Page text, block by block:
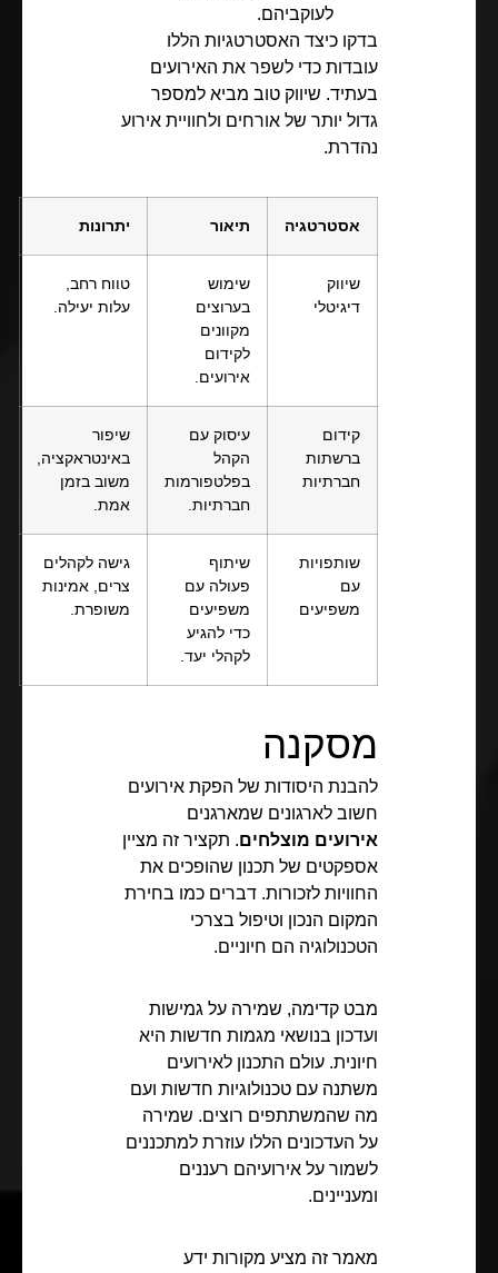
לעוקביהם.
בדקו כיצד האסטרטגיות הללו
עובדות כדי לשפר את האירועים
בעתיד. שיווק טוב מביא למספר
גדול יותר של אורחים ולחוויית אירוע
נהדרת.
אסטרטגיה תיאור יתרונות
שיווק
דיגיטלי
שימוש
בערוצים
מקוונים
לקידום
אירועים.
טווח רחב,
עלות יעילה.
קידום
ברשתות
חברתיות
עיסוק עם
הקהל
בפלטפורמות
חברתיות.
שיפור
באינטראקציה,
משוב בזמן
אמת.
שותפויות
עם
משפיעים
שיתוף
פעולה עם
משפיעים
כדי להגיע
לקהלי יעד.
גישה לקהלים
צרים, אמינות
משופרת.
מסקנה
להבנת היסודות של הפקת אירועים
חשוב לארגונים שמארגנים
אירועים מוצלחים. תקציר זה מציין
אספקטים של תכנון שהופכים את
החוויות לזכורות. דברים כמו בחירת
המקום הנכון וטיפול בצרכי
הטכנולוגיה הם חיוניים.
מבט קדימה, שמירה על גמישות
ועדכון בנושאי מגמות חדשות היא
חיונית. עולם התכנון לאירועים
משתנה עם טכנולוגיות חדשות ועם
מה שהמשתתפים רוצים. שמירה
על העדכונים הללו עוזרת למתכננים
לשמור על אירועיהם רעננים
ומעניינים.
מאמר זה מציע מקורות ידע